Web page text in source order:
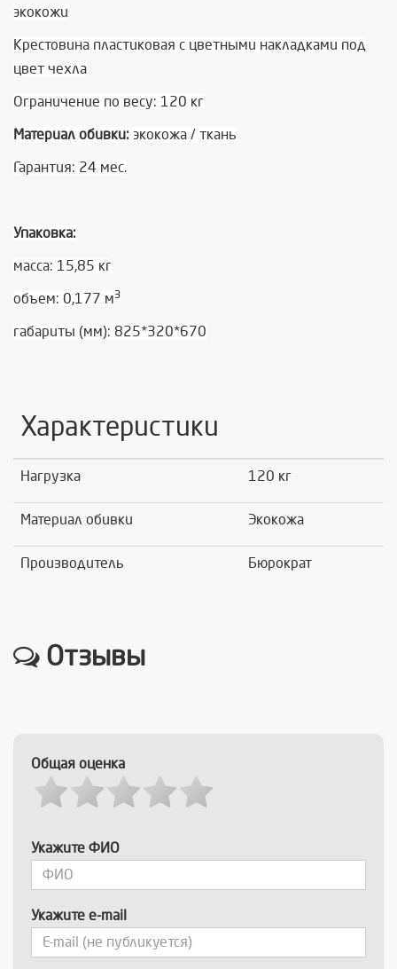
экокожи
Крестовина пластиковая с цветными накладками под
цвет чехла
Ограничение по весу: 120 кг
Материал обивки: экокожа / ткань
Гарантия: 24 мес.
Упаковка:
масса: 15,85 кг
объем: 0,177 м3
габариты (мм): 825*320*670
Характеристики
Нагрузка 120 кг
Материал обивки Экокожа
Производитель Бюрократ
Отзывы
Общая оценка
Укажите ФИО
Укажите e-mail